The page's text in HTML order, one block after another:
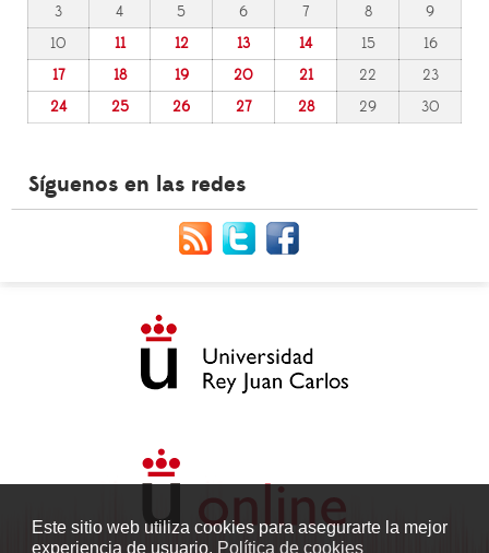
Este sitio web utiliza cookies para asegurarte la mejor
experiencia de usuario. Política de cookies
3
4 5 6 7 8
9
10
11 12 13 14 15
16
17
18 19 20 21 22
23
24
25 26 27 28 29 30
Síguenos en las redes